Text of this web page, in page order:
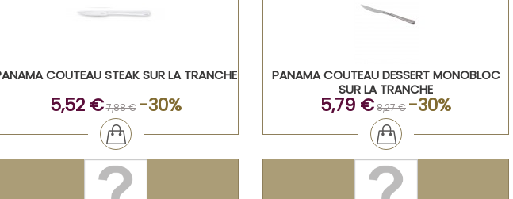
COUTEAU STEAK SUR LA TRANCHE
5,52 €7,88 € -30%
PANAMA COUTEAU DESSERT MONOBLOC
SUR LA TRANCHE
5,79 €8,27 € -30%